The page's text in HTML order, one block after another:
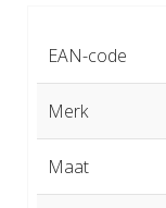
EAN-code
Merk
Maat